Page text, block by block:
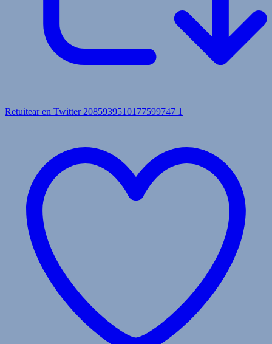
Retuitear en Twitter 2085939510177599747 1